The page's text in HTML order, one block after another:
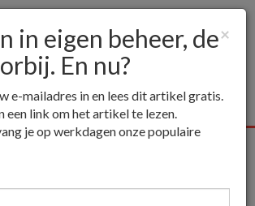
×
in eigen beheer, de
En nu?
e-mailadres in en lees dit artikel gratis.
een link om het artikel te lezen.
je op werkdagen onze populaire